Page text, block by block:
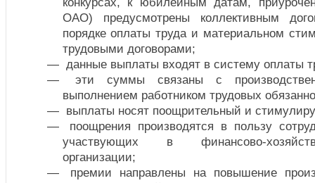
ОАО) предусмотрены коллективным
порядке оплаты труда и материальном
трудовыми договорами;
данные выплаты входят в систему оплаты
эти суммы связаны с
выполнением работником трудовых
выплаты носят поощрительный и
поощрения производятся в пользу
участвующих в финансово-
организации;
премии направлены на повышение